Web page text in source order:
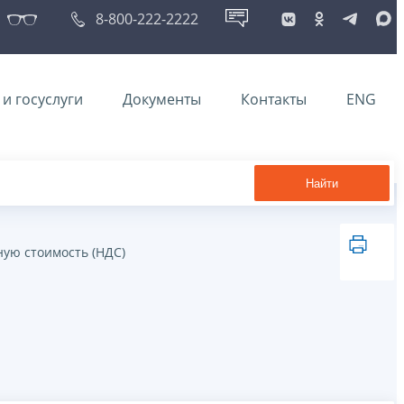
8-800-222-2222
госуслуги Документы Контакты ENG
Найти
стоимость (НДС)